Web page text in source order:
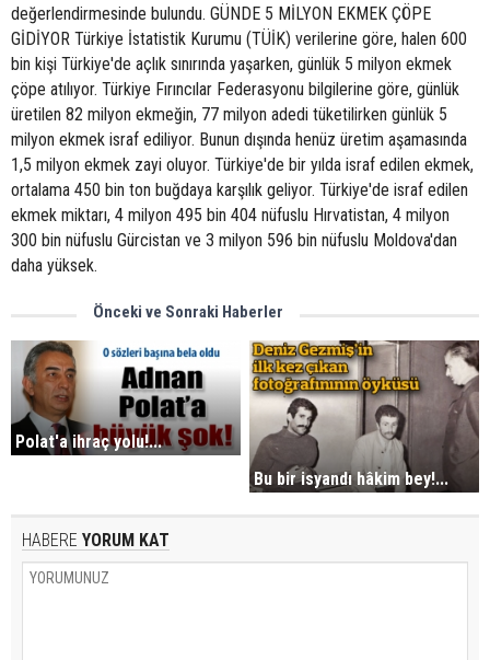
değerlendirmesinde bulundu. GÜNDE 5 MİLYON EKMEK ÇÖPE
GİDİYOR Türkiye İstatistik Kurumu (TÜİK) verilerine göre, halen 600
bin kişi Türkiye'de açlık sınırında yaşarken, günlük 5 milyon ekmek
çöpe atılıyor. Türkiye Fırıncılar Federasyonu bilgilerine göre, günlük
üretilen 82 milyon ekmeğin, 77 milyon adedi tüketilirken günlük 5
milyon ekmek israf ediliyor. Bunun dışında henüz üretim aşamasında
1,5 milyon ekmek zayi oluyor. Türkiye'de bir yılda israf edilen ekmek,
ortalama 450 bin ton buğdaya karşılık geliyor. Türkiye'de israf edilen
ekmek miktarı, 4 milyon 495 bin 404 nüfuslu Hırvatistan, 4 milyon
300 bin nüfuslu Gürcistan ve 3 milyon 596 bin nüfuslu Moldova'dan
daha yüksek.
Önceki ve Sonraki Haberler
Polat'a ihraç yolu!...
Bu bir isyandı hâkim bey!...
HABERE YORUM KAT